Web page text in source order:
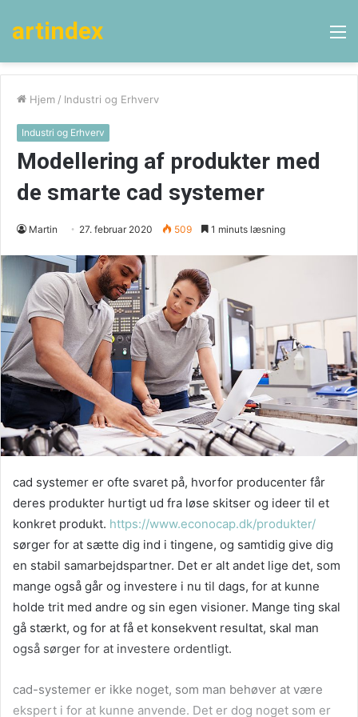
artindex
Hjem / Industri og Erhverv
Industri og Erhverv
Modellering af produkter med
de smarte cad systemer
Martin 27. februar 2020 509 1 minuts læsning
cad systemer er ofte svaret på, hvorfor producenter får
deres produkter hurtigt ud fra løse skitser og ideer til et
konkret produkt. https://www.econocap.dk/produkter/
sørger for at sætte dig ind i tingene, og samtidig give dig
en stabil samarbejdspartner. Det er alt andet lige det, som
mange også går og investere i nu til dags, for at kunne
holde trit med andre og sin egen visioner. Mange ting skal
gå stærkt, og for at få et konsekvent resultat, skal man
også sørger for at investere ordentligt.
cad-systemer er ikke noget, som man behøver at være
ekspert i for at kunne anvende. Det er dog noget som er